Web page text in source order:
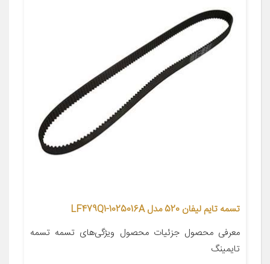
تسمه تایم لیفان 520 مدل LF479Q1-1025016A
معرفی محصول جزئیات محصول ویژگی‌های تسمه تسمه
تایمینگ